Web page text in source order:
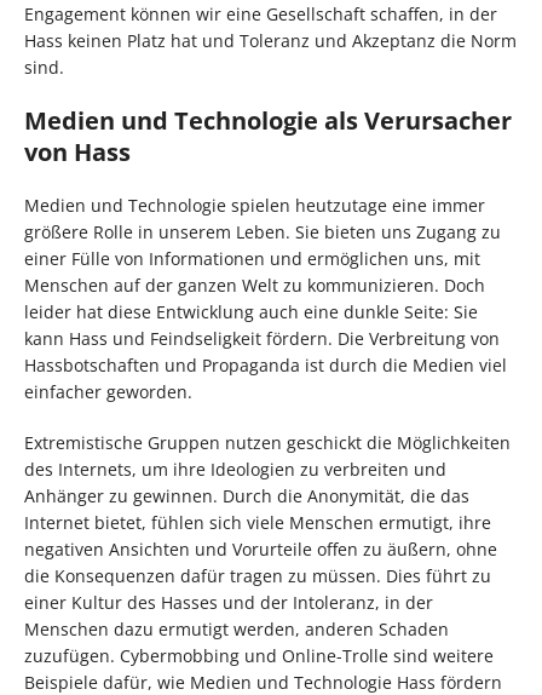
Engagement können wir eine Gesellschaft schaffen, in der
Hass keinen Platz hat und Toleranz und Akzeptanz die Norm
sind.
Medien und Technologie als Verursacher
von Hass
Medien und Technologie spielen heutzutage eine immer
größere Rolle in unserem Leben. Sie bieten uns Zugang zu
einer Fülle von Informationen und ermöglichen uns, mit
Menschen auf der ganzen Welt zu kommunizieren. Doch
leider hat diese Entwicklung auch eine dunkle Seite: Sie
kann Hass und Feindseligkeit fördern. Die Verbreitung von
Hassbotschaften und Propaganda ist durch die Medien viel
einfacher geworden.
Extremistische Gruppen nutzen geschickt die Möglichkeiten
des Internets, um ihre Ideologien zu verbreiten und
Anhänger zu gewinnen. Durch die Anonymität, die das
Internet bietet, fühlen sich viele Menschen ermutigt, ihre
negativen Ansichten und Vorurteile offen zu äußern, ohne
die Konsequenzen dafür tragen zu müssen. Dies führt zu
einer Kultur des Hasses und der Intoleranz, in der
Menschen dazu ermutigt werden, anderen Schaden
zuzufügen. Cybermobbing und Online-Trolle sind weitere
Beispiele dafür, wie Medien und Technologie Hass fördern